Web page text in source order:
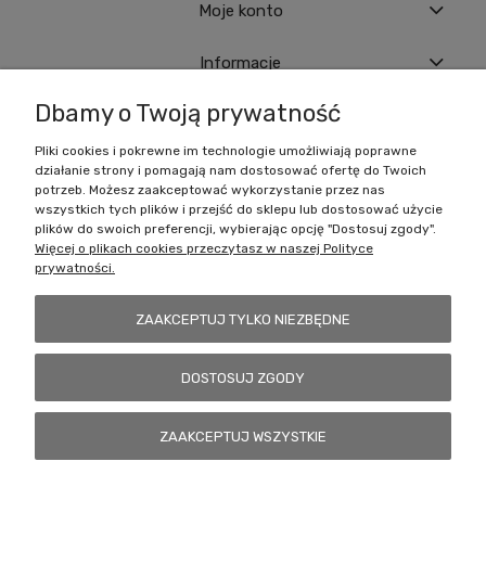
Moje konto
Informacje
Battlecult | ul. Benedykta Dybowskiego 45/7, 41-208 Sosnowiec, woj.
śląskie | Email:kontakt@battlecult.plTel.: 669966242 | NIP:
6443563610 REGON: 520502331
POKAŻ PEŁNĄ WERSJĘ STRONY
Dbamy o Twoją prywatność
Pliki cookies i pokrewne im technologie umożliwiają poprawne
działanie strony i pomagają nam dostosować ofertę do Twoich
potrzeb. Możesz zaakceptować wykorzystanie przez nas
wszystkich tych plików i przejść do sklepu lub dostosować użycie
plików do swoich preferencji, wybierając opcję "Dostosuj zgody".
Więcej o plikach cookies przeczytasz w naszej Polityce
prywatności.
ZAAKCEPTUJ TYLKO NIEZBĘDNE
DOSTOSUJ ZGODY
ZAAKCEPTUJ WSZYSTKIE